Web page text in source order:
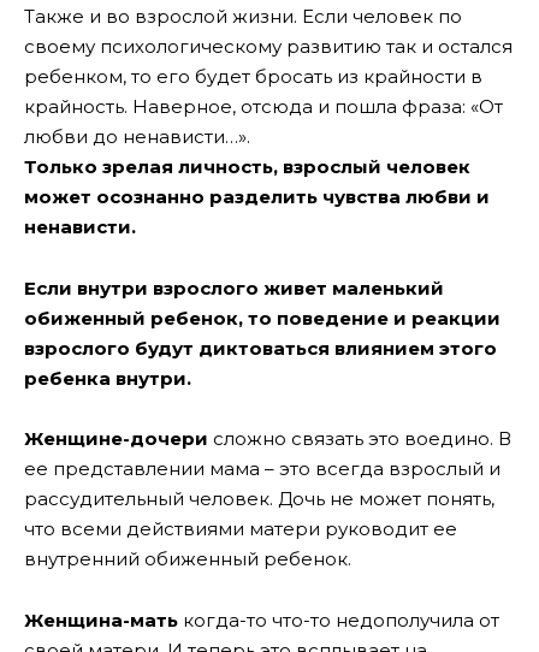
Также и во взрослой жизни. Если человек по
своему психологическому развитию так и остался
ребенком, то его будет бросать из крайности в
крайность. Наверное, отсюда и пошла фраза: «От
любви до ненависти…».
Только зрелая личность, взрослый человек
может осознанно разделить чувства любви и
ненависти.
Если внутри взрослого живет маленький
обиженный ребенок, то поведение и реакции
взрослого будут диктоваться влиянием этого
ребенка внутри.
Женщине-дочери сложно связать это воедино. В
ее представлении мама – это всегда взрослый и
рассудительный человек. Дочь не может понять,
что всеми действиями матери руководит ее
внутренний обиженный ребенок.
Женщина-мать когда-то что-то недополучила от